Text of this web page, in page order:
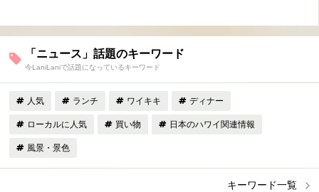
「ニュース」話題のキーワード
今LaniLaniで話題になっているキーワード
人気 ランチ ワイキキ ディナー
ローカルに人気 買い物 日本のハワイ関連情報
風景・景色
キーワード一覧